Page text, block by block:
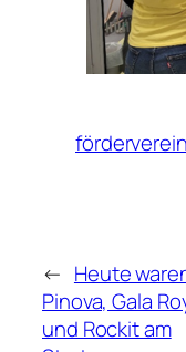
förderverein
← Heute
Pinova, Gala
und Rockit am